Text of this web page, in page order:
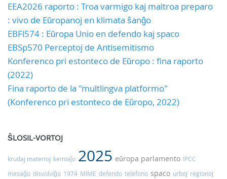
EEA2026 raporto : Troa varmigo kaj maltroa preparo
: vivo de Eŭropanoj en klimata ŝanĝo
EBFl574 : Eŭropa Unio en defendo kaj spaco
EBSp570 Perceptoj de Antisemitismo
Konferenco pri estonteco de Eŭropo : fina raporto
(2022)
Fina raporto de la "multlingva platformo"
(Konferenco pri estonteco de Eŭropo, 2022)
ŜLOSIL-VORTOJ
krudaj materioj kemiaĵo 2025 eŭropa parlamento IPCC
mesaĝo disvolviĝo 1974 MIME defendo telefono spaco urboj regionoj